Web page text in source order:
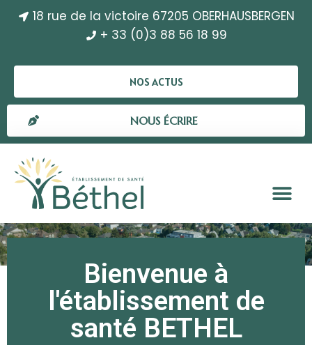
18 rue de la victoire 67205 OBERHAUSBERGEN
+ 33 (0)3 88 56 18 99
NOS ACTUS
NOUS ÉCRIRE
Bienvenue à
l'établissement de
santé BETHEL